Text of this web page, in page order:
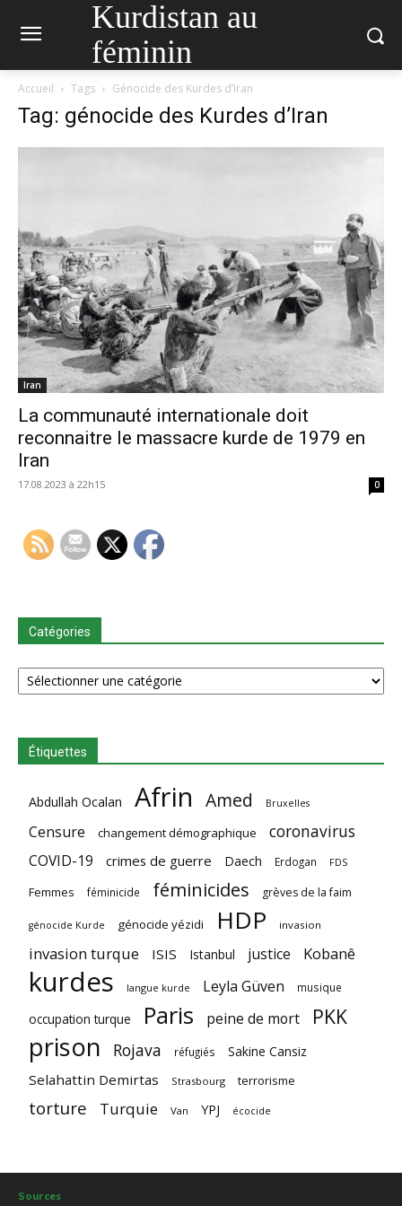
Kurdistan au
féminin
Accueil Tags Génocide des Kurdes d’Iran
Tag: génocide des Kurdes d’Iran
Iran
La communauté internationale doit
reconnaitre le massacre kurde de 1979 en
Iran
17.08.2023 à 22h15 0
Catégories
Catégories
Étiquettes
Abdullah Ocalan Afrin Amed Bruxelles
Censure changement démographique coronavirus
COVID-19 crimes de guerre Daech Erdogan FDS
Femmes féminicide féminicides grèves de la faim
génocide Kurde génocide yézidi HDP invasion
invasion turque ISIS Istanbul justice Kobanê
kurdes langue kurde Leyla Güven musique
occupation turque Paris peine de mort PKK
prison Rojava réfugiés Sakine Cansiz
Selahattin Demirtas Strasbourg terrorisme
torture Turquie Van YPJ écocide
Sources